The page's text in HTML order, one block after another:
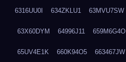
6316UU0I 634ZKLU1 63MVU7SW
63X60DYM 64996J11 659M6G4O
65UV4E1K 660K94O5 663467JW